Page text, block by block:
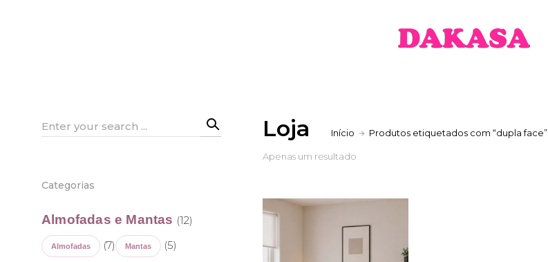
Loja Início Produtos etiquetados com “dupla face”
Apenas um resultado
Search
Categorias
Almofadas e Mantas (12)
Almofadas (7) Mantas (5)